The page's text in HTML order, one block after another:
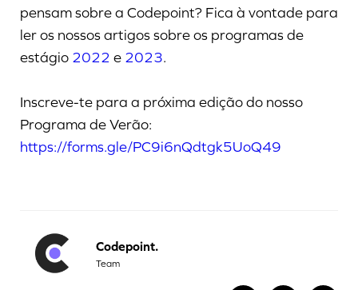
pensam sobre a Codepoint? Fica à vontade para
ler os nossos artigos sobre os programas de
estágio 2022 e 2023.
Inscreve-te para a próxima edição do nosso
Programa de Verão:
https://forms.gle/PC9i6nQdtgk5UoQ49
Codepoint.
Team